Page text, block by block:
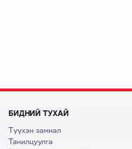
БИДНИЙ ТУХАЙ
Түүхэн замнал
Танилцуулга